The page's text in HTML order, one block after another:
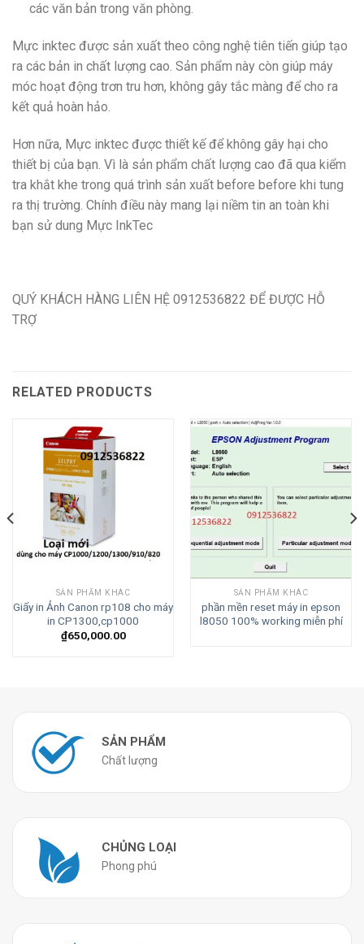
các văn bản trong văn phòng.
Mực inktec được sản xuất theo công nghệ tiên tiến giúp tạo
ra các bản in chất lượng cao. Sản phẩm này còn giúp máy
móc hoạt động trơn tru hơn, không gây tắc màng để cho ra
kết quả hoàn hảo.
Hơn nữa, Mực inktec được thiết kế để không gây hại cho
thiết bị của bạn. Vì là sản phẩm chất lượng cao đã qua kiểm
tra khắt khe trong quá trình sản xuất before before khi tung
ra thị trường. Chính điều này mang lại niềm tin an toàn khi
bạn sử dung Mực InkTec
QUÝ KHÁCH HÀNG LIÊN HỆ 0912536822 ĐỂ ĐƯỢC HỖ
TRỢ
RELATED PRODUCTS
SẢN PHẨM KHÁC
Giấy in Ảnh Canon rp108 cho máy
in CP1300,cp1000
₫650,000.00
SẢN PHẨM KHÁC
phần mền reset máy in epson
l8050 100% working miễn phí
SẢN PHẨM
Chất lượng
CHỦNG LOẠI
Phong phú